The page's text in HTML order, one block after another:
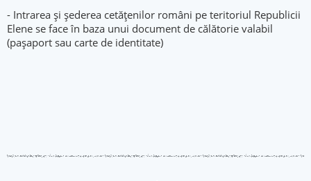
- Intrarea și șederea cetățenilor români pe teritoriul Republicii
Elene se face în baza unui document de călătorie valabil
(pașaport sau carte de identitate)